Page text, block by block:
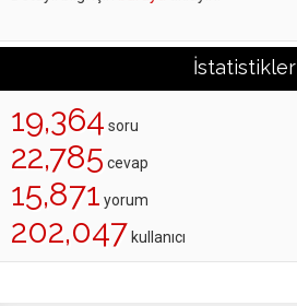
İstatistikler
19,364 soru
22,785 cevap
15,871 yorum
202,047 kullanıcı